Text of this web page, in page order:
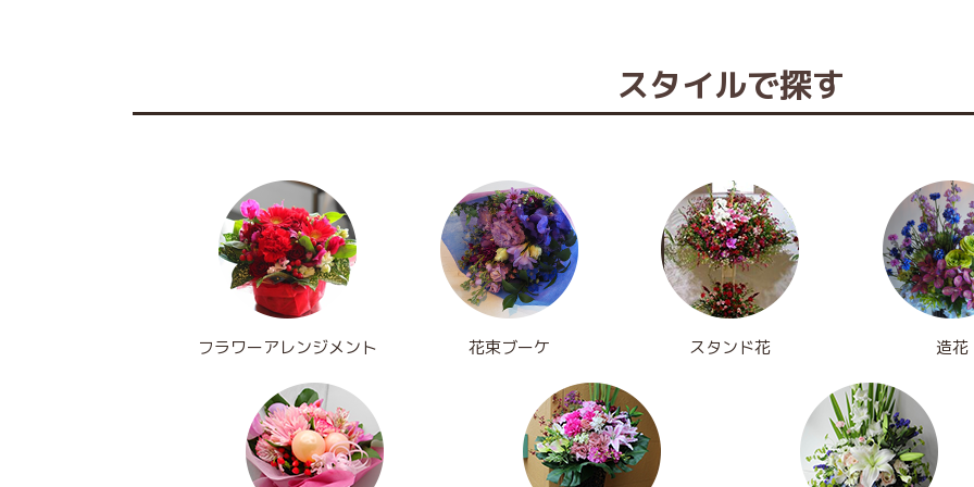
スタイルで探す
フラワーアレンジメント 花束ブーケ スタンド花 造花